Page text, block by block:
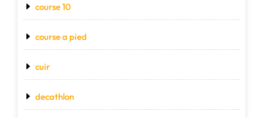
course 10
course a pied
cuir
decathlon